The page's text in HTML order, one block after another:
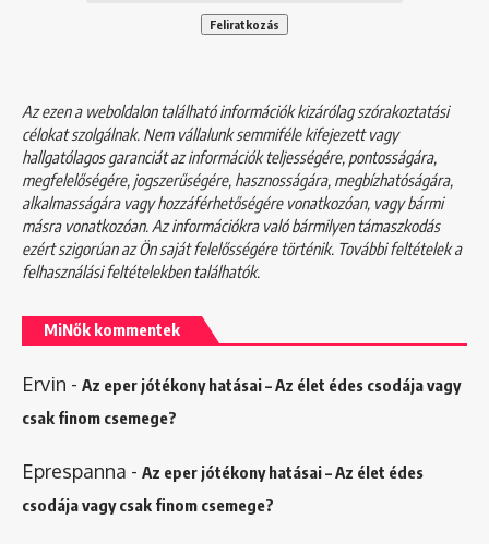
Az ezen a weboldalon található információk kizárólag szórakoztatási
célokat szolgálnak. Nem vállalunk semmiféle kifejezett vagy
hallgatólagos garanciát az információk teljességére, pontosságára,
megfelelőségére, jogszerűségére, hasznosságára, megbízhatóságára,
alkalmasságára vagy hozzáférhetőségére vonatkozóan, vagy bármi
másra vonatkozóan. Az információkra való bármilyen támaszkodás
ezért szigorúan az Ön saját felelősségére történik. További feltételek a
felhasználási feltételekbentalálhatók.
MiNők kommentek
Ervin - Az eper jótékony hatásai – Az élet édes csodája vagy
csak finom csemege?
Eprespanna - Az eper jótékony hatásai – Az élet édes
csodája vagy csak finom csemege?